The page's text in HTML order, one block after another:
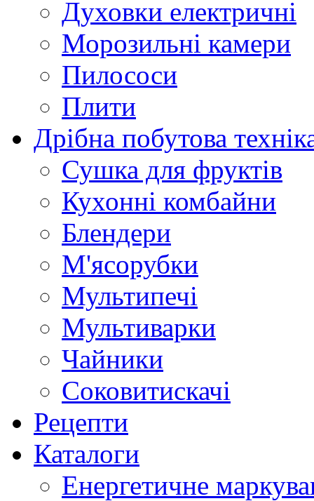
Духовки електричні
Морозильні камери
Пилососи
Плити
Дрібна побутова
Сушка для фруктів
Кухонні комбайни
Блендери
М'ясорубки
Мультипечі
Мультиварки
Чайники
Соковитискачі
Рецепти
Каталоги
Енергетичне